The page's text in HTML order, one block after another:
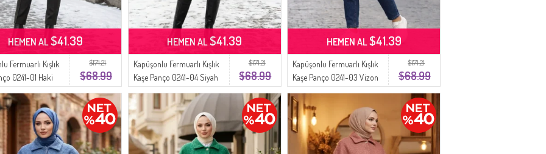
$171.21
$68.99
Fermuarlı Kışlık
0241-01 Haki
HEMEN AL$41.39
$171.21
$68.99
Kapüşonlu Fermuarlı Kışlık
Kaşe Panço 0241-04 Siyah
HEMEN AL$41.39
$171.21
$68.99
Kapüşonlu Fermuarlı Kışlık
Kaşe Panço 0241-03 Vizon
HEMEN AL$41.39